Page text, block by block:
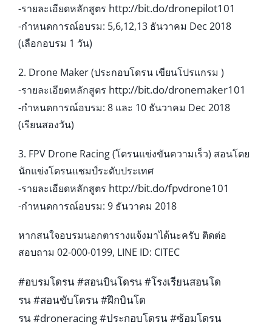
-รายละเอียดหลักสูตร http://bit.do/dronepilot101
-กำหนดการณ์อบรม: 5,6,12,13 ธันวาคม Dec 2018
(เลือกอบรม 1 วัน)
2. Drone Maker (ประกอบโดรน เขียนโปรแกรม )
-รายละเอียดหลักสูตร http://bit.do/dronemaker101
-กำหนดการณ์อบรม: 8 และ 10 ธันวาคม Dec 2018
(เรียนสองวัน)
3. FPV Drone Racing (โดรนแข่งขันความเร็ว) สอนโดย
นักแข่งโดรนแชมป์ระดับประเทศ
-รายละเอียดหลักสูตร http://bit.do/fpvdrone101
-กำหนดการณ์อบรม: 9 ธันวาคม 2018
หากสนใจอบรมนอกตารางแจ้งมาได้นะครับ ติดต่อ
สอบถาม 02-000-0199, LINE ID: CITEC
#อบรมโดรน#สอนบินโดรน#โรงเรียนสอนโด
รน#สอนขับโดรน#ฝึกบินโด
รน#droneracing#ประกอบโดรน#ซ้อมโดรน